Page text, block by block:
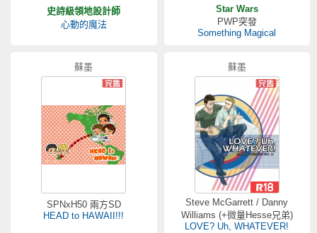
史詩級領地設計師
心動的魔法
Star Wars
PWP突發
Something Magical
蘇墨
SPNxH50 兩方SD
HEAD to HAWAII!!!
蘇墨
Steve McGarrett / Danny
Williams (+微量Hesse兄弟)
LOVE? Uh, WHATEVER!